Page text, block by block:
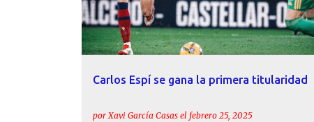
Carlos Espí se gana la primera titularidad
porXavi García Casas el febrero 25, 2025